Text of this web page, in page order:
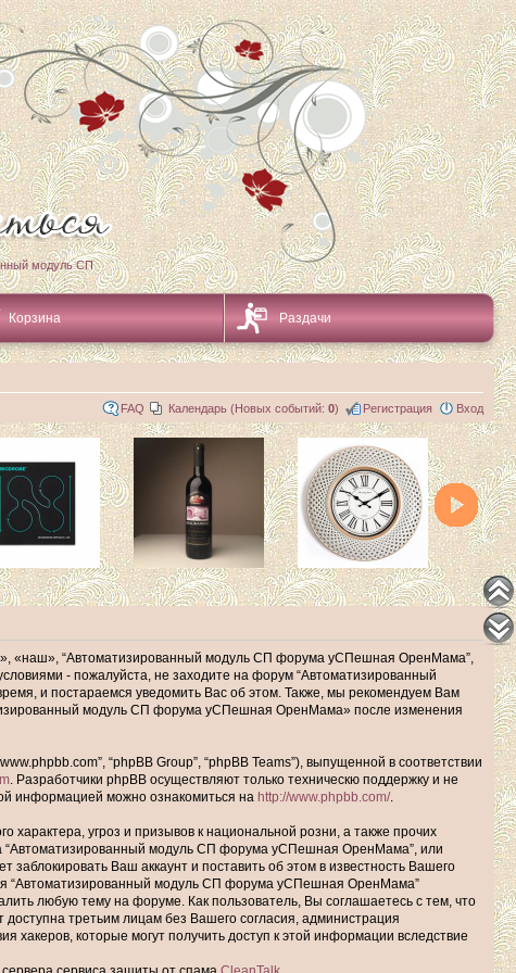
модуль СП
Корзина Раздачи
FAQ Календарь (Новых событий: 0) Регистрация Вход
«наш», “Автоматизированный модуль СП форума уСПешная ОренМама”,
- пожалуйста, не заходите на форум “Автоматизированный
и постараемся уведомить Вас об этом. Также, мы рекомендуем Вам
модуль СП форума уСПешная ОренМама» после изменения
“phpBB Group”, “phpBB Teams”), выпущенной в соответствии
. Разработчики phpBB осуществляют только техническю поддержку и не
информацией можно ознакомиться на http://www.phpbb.com/.
характера, угроз и призывов к национальной розни, а также прочих
“Автоматизированный модуль СП форума уСПешная ОренМама”, или
Ваш аккаунт и поставить об этом в известность Вашего
“Автоматизированный модуль СП форума уСПешная ОренМама”
любую тему на форуме. Как пользователь, Вы соглашаетесь с тем, что
третьим лицам без Вашего согласия, администрация
которые могут получить доступ к этой информации вследствие